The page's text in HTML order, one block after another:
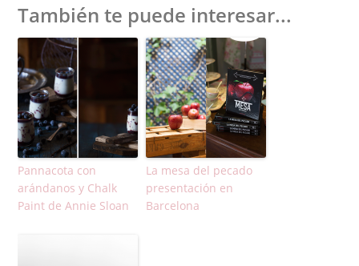
También te puede interesar...
Pannacota con
arándanos y Chalk
Paint de Annie Sloan
La mesa del pecado
presentación en
Barcelona